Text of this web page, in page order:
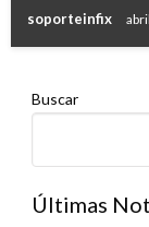
soporteinfix
Buscar
Últimas